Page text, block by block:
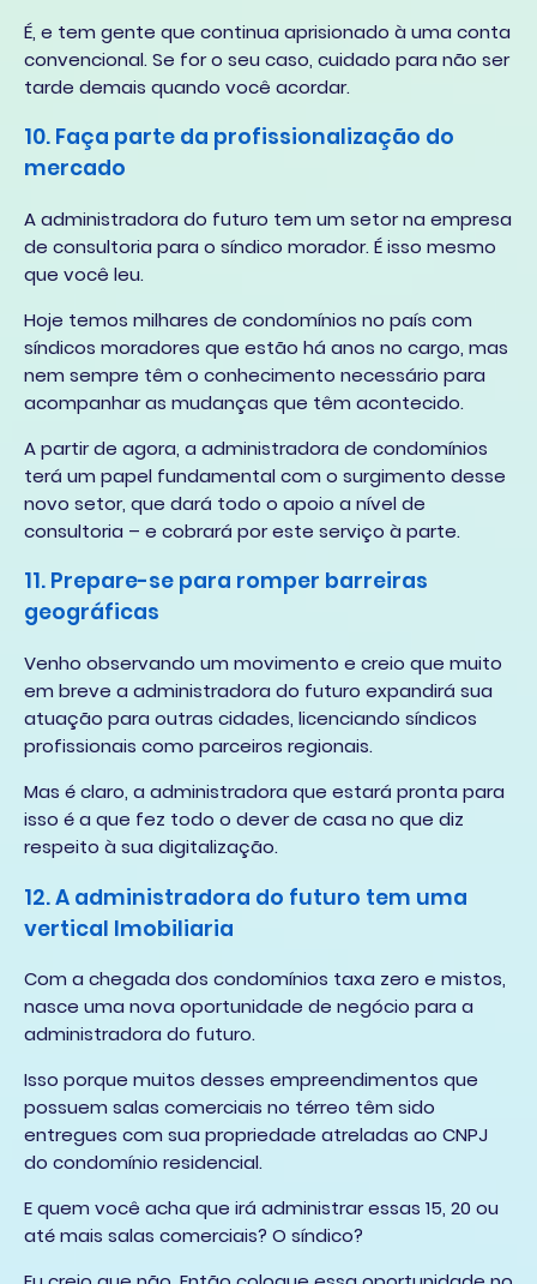
É, e tem gente que continua aprisionado à uma conta
convencional. Se for o seu caso, cuidado para não ser
tarde demais quando você acordar.
10. Faça parte da profissionalização do
mercado
A administradora do futuro tem um setor na empresa
de consultoria para o síndico morador. É isso mesmo
que você leu.
Hoje temos milhares de condomínios no país com
síndicos moradores que estão há anos no cargo, mas
nem sempre têm o conhecimento necessário para
acompanhar as mudanças que têm acontecido.
A partir de agora, a administradora de condomínios
terá um papel fundamental com o surgimento desse
novo setor, que dará todo o apoio a nível de
consultoria – e cobrará por este serviço à parte.
11. Prepare-se para romper barreiras
geográficas
Venho observando um movimento e creio que muito
em breve a administradora do futuro expandirá sua
atuação para outras cidades, licenciando síndicos
profissionais como parceiros regionais.
Mas é claro, a administradora que estará pronta para
isso é a que fez todo o dever de casa no que diz
respeito à sua digitalização.
12. A administradora do futuro tem uma
vertical Imobiliaria
Com a chegada dos condomínios taxa zero e mistos,
nasce uma nova oportunidade de negócio para a
administradora do futuro.
Isso porque muitos desses empreendimentos que
possuem salas comerciais no térreo têm sido
entregues com sua propriedade atreladas ao CNPJ
do condomínio residencial.
E quem você acha que irá administrar essas 15, 20 ou
até mais salas comerciais? O síndico?